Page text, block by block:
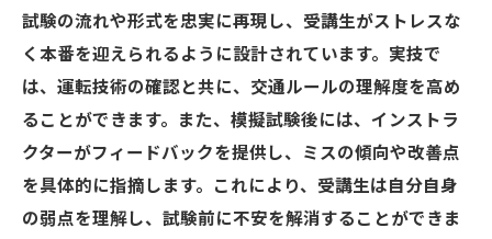
試験の流れや形式を忠実に再現し、受講生がストレスな
く本番を迎えられるように設計されています。実技で
は、運転技術の確認と共に、交通ルールの理解度を高め
ることができます。また、模擬試験後には、インストラ
クターがフィードバックを提供し、ミスの傾向や改善点
を具体的に指摘します。これにより、受講生は自分自身
の弱点を理解し、試験前に不安を解消することができま